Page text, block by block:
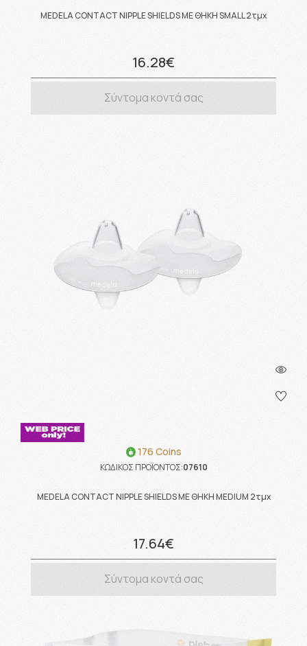
MEDELA CONTACT NIPPLE SHIELDS ΜΕ ΘΗΚΗ SMALL 2τμχ
16.28€
Σύντομα κοντά σας
176 Coins
ΚΩΔΙΚΟΣ ΠΡΟΪΟΝΤΟΣ:07610
MEDELA CONTACT NIPPLE SHIELDS ΜΕ ΘΗΚΗ MEDIUM 2τμχ
17.64€
Σύντομα κοντά σας